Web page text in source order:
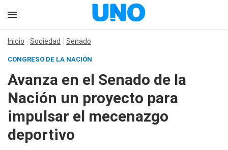
Inicio Sociedad Senado
CONGRESO DE LA NACIÓN
Avanza en el Senado de la
Nación un proyecto para
impulsar el mecenazgo
deportivo